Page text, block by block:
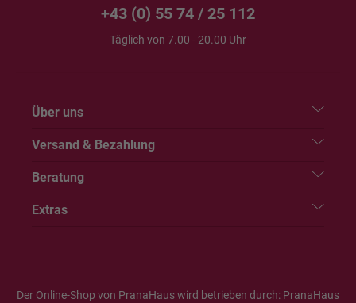
+43 (0) 55 74 / 25 112
Täglich von 7.00 - 20.00 Uhr
Über uns
Versand & Bezahlung
Beratung
Extras
Der Online-Shop von PranaHaus wird betrieben durch: PranaHaus